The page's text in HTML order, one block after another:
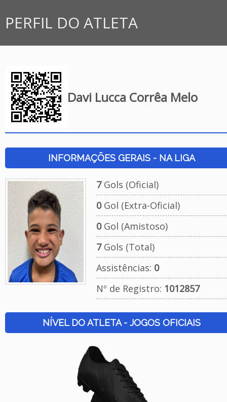
PERFIL DO ATLETA
Davi Lucca Corrêa Melo
INFORMAÇÕES GERAIS - NA LIGA
7Gols (Oficial)
0Gol (Extra-Oficial)
0Gol (Amistoso)
7Gols (Total)
Assistências: 0
Nº de Registro: 1012857
NÍVEL DO ATLETA - JOGOS OFICIAIS